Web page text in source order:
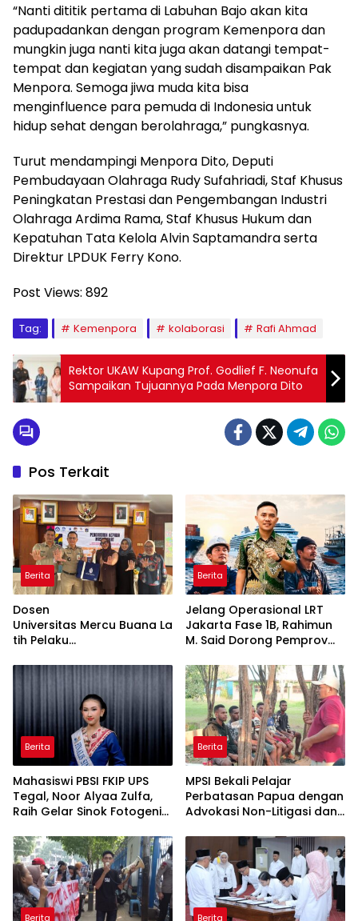
“Nanti dititik pertama di Labuhan Bajo akan kita
padupadankan dengan program Kemenpora dan
mungkin juga nanti kita juga akan datangi tempat-
tempat dan kegiatan yang sudah disampaikan Pak
Menpora. Semoga jiwa muda kita bisa
menginfluence para pemuda di Indonesia untuk
hidup sehat dengan berolahraga,” pungkasnya.
Turut mendampingi Menpora Dito, Deputi
Pembudayaan Olahraga Rudy Sufahriadi, Staf Khusus
Peningkatan Prestasi dan Pengembangan Industri
Olahraga Ardima Rama, Staf Khusus Hukum dan
Kepatuhan Tata Kelola Alvin Saptamandra serta
Direktur LPDUK Ferry Kono.
Post Views: 892
Tag: Kemenpora kolaborasi Rafi Ahmad
Rektor UKAW Kupang Prof. Godlief F. Neonufa
Sampaikan Tujuannya Pada Menpora Dito
Pos Terkait
Berita
Dosen
Universitas Mercu Buana La
tih Pelaku
Lewat Kemasan
Berita
Jelang Operasional LRT
Jakarta Fase 1B, Rahimun
M. Said Dorong Pemprov
Economic Corridor
Initiative
Berita
Mahasiswi PBSI FKIP UPS
Tegal, Noor Alyaa Zulfa,
Raih Gelar Sinok Fotogenik
Berita
MPSI Bekali Pelajar
Perbatasan Papua dengan
Advokasi Non-Litigasi dan
Berita Berita